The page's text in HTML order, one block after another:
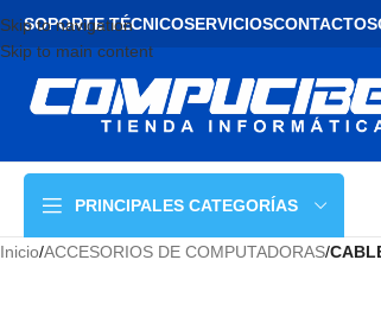
Skip to navigation
Skip to main content
SOPORTE TÉCNICOSERVICIOSCONTACTOS
PRINCIPALES CATEGORÍAS
Inicio/ACCESORIOS DE COMPUTADORAS/